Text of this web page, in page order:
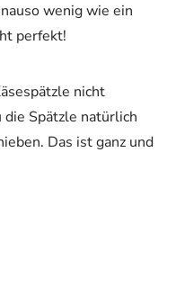
wenig wie ein
perfekt!
nicht
Spätzle natürlich
Das ist ganz und